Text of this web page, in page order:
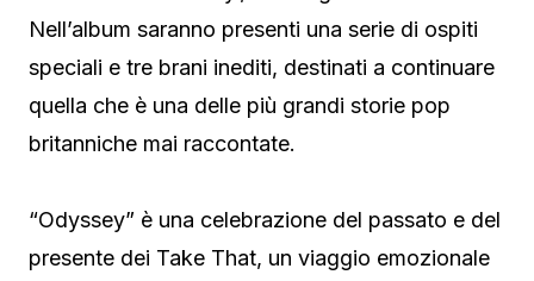
Nell’album saranno presenti una serie di ospiti
speciali e tre brani inediti, destinati a continuare
quella che è una delle più grandi storie pop
britanniche mai raccontate.
“Odyssey” è una celebrazione del passato e del
presente dei Take That, un viaggio emozionale